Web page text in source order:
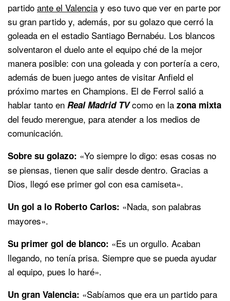
partido ante el Valencia y eso tuvo que ver en parte por
su gran partido y, además, por su golazo que cerró la
goleada en el estadio Santiago Bernabéu. Los blancos
solventaron el duelo ante el equipo ché de la mejor
manera posible: con una goleada y con portería a cero,
además de buen juego antes de visitar Anfield el
próximo martes en Champions. El de Ferrol salió a
hablar tanto en Real Madrid TVcomo en la zona mixta
del feudo merengue, para atender a los medios de
comunicación.
Sobre su golazo: «Yo siempre lo digo: esas cosas no
se piensas, tienen que salir desde dentro. Gracias a
Dios, llegó ese primer gol con esa camiseta».
Un gol a lo Roberto Carlos: «Nada, son palabras
mayores».
Su primer gol de blanco: «Es un orgullo. Acaban
llegando, no tenía prisa. Siempre que se pueda ayudar
al equipo, pues lo haré».
Un gran Valencia: «Sabíamos que era un partido para